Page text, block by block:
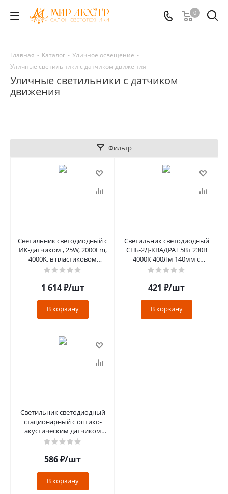
0
Главная - Каталог - Уличное освещение -
Уличные светильники с датчиком движения
Уличные светильники с датчиком
движения
Фильтр
Светильник светодиодный с
ИК-датчиком , 25W, 2000Lm,
4000K, в пластиковом
корпусе, IP20, AL3023
1 614₽/шт
В корзину
Светильник светодиодный
СПБ-2Д-КВАДРАТ 5Вт 230В
4000К 400Лм 140мм c
датчиком белый IN HOME
421 ₽/шт
В корзину
Светильник светодиодный
стационарный с оптико-
акустическим датчиком
,12W, 960Lm,6500K, в
586₽/шт
В корзину